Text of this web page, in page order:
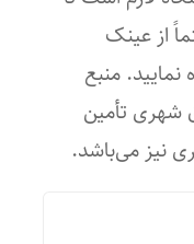
از عینک
منبع
شهری تأمین
نیز می‌باشد.